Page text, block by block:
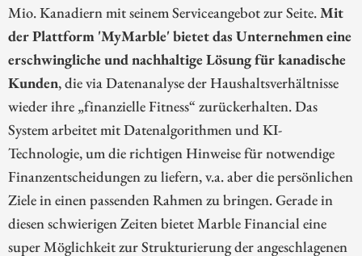
Mio. Kanadiern mit seinem Serviceangebot zur Seite.Mit
der Plattform 'MyMarble' bietet das Unternehmen eine
erschwingliche und nachhaltige Lösung für kanadische
Kunden, die via Datenanalyse der Haushaltsverhältnisse
wieder ihre „finanzielle Fitness“ zurückerhalten. Das
System arbeitet mit Datenalgorithmen und KI-
Technologie, um die richtigen Hinweise für notwendige
Finanzentscheidungen zu liefern, v.a. aber die persönlichen
Ziele in einen passenden Rahmen zu bringen. Gerade in
diesen schwierigen Zeiten bietet Marble Financial eine
super Möglichkeit zur Strukturierung der angeschlagenen